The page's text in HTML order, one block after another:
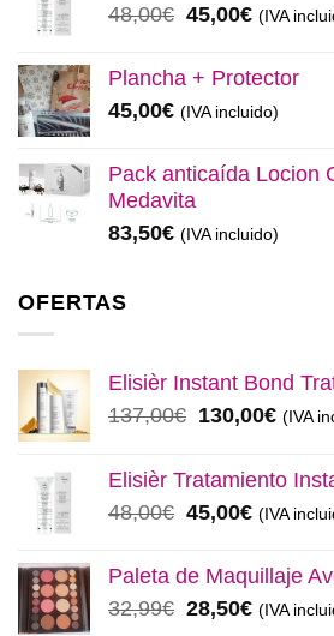
137,00€.
48,00€ El
original
48,00€.
45,00€El
actual
45,00€.
(IVA
Plancha + Protector
45,00€ (IVA incluido)
Pack anticaída Locion
Medavita
83,50€ (IVA incluido)
OFERTAS
Elisièr Instant Bond
137,00€ El
original
137,00€.
130,00€El
actual
(IVA
Elisièr Tratamiento
48,00€ El
original
48,00€.
45,00€El
actual
45,00€.
(IVA
Paleta de Maquillaje
32,99€ El
28,50€El(IVA